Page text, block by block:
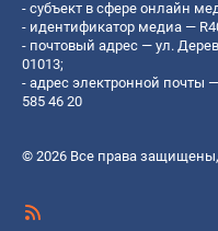
- субъект в сфере онлайн
- идентификатор медиа —
- почтовый адрес — ул.
01013;
- адрес электронной почты —
585 46 20
© 2026 Все права